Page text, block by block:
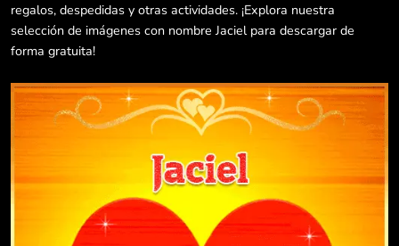
regalos, despedidas y otras actividades. ¡Explora nuestra
selección de imágenes con nombre Jaciel para descargar de
forma gratuita!